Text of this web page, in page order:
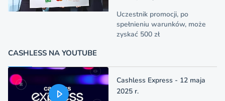
Uczestnik promocji, po
spełnieniu warunków, może
zyskać 500 zł
CASHLESS NA YOUTUBE
Cashless Express - 12 maja
2025 r.